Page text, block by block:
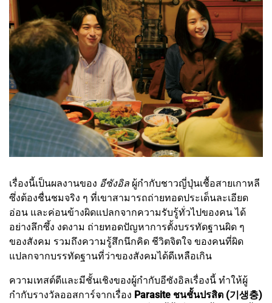
เรื่องนี้เป็นผลงานของ อีซังอิล ผู้กำกับชาวญี่ปุ่นเชื้อสายเกาหลี
ซึ่งต้องชื่นชมจริง ๆ ที่เขาสามารถถ่ายทอดประเด็นละเอียด
อ่อน และค่อนข้างผิดแปลกจากความรับรู้ทั่วไปของคน ได้
อย่างลึกซึ้ง งดงาม ถ่ายทอดปัญหาการตั้งบรรทัดฐานผิด ๆ
ของสังคม รวมถึงความรู้สึกนึกคิด ชีวิตจิตใจ ของคนที่ผิด
แปลกจากบรรทัดฐานที่ว่าของสังคมได้ดีเหลือเกิน
ความเทสต์ดีและมีชั้นเชิงของผู้กำกับอีซังอิลเรื่องนี้ ทำให้ผู้
กำกับรางวัลออสการ์จากเรื่อง Parasite ชนชั้นปรสิต (기생충)